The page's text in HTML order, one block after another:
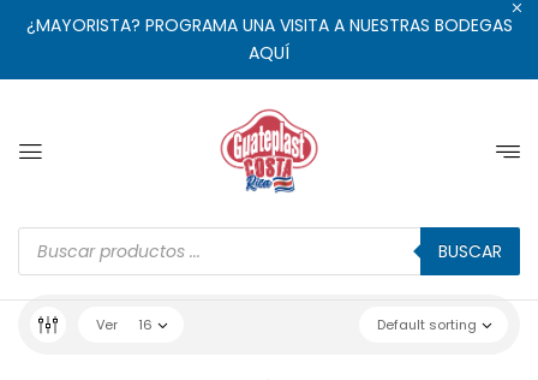
¿MAYORISTA? PROGRAMA UNA VISITA A NUESTRAS BODEGAS
AQUÍ
BUSCAR
Default sorting
Ver 16